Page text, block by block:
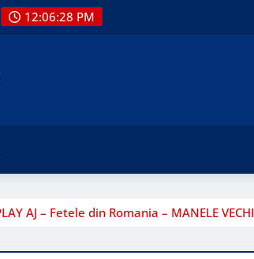
12:06:29 PM
AJ – Fetele din Romania – MANELE VECHI